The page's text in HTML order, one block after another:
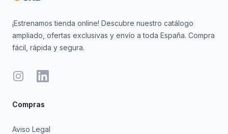
¡Estrenamos tienda online! Descubre nuestro catálogo
ampliado, ofertas exclusivas y envío a toda España. Compra
fácil, rápida y segura.
InstagramLinkedIn
Compras
Aviso Legal